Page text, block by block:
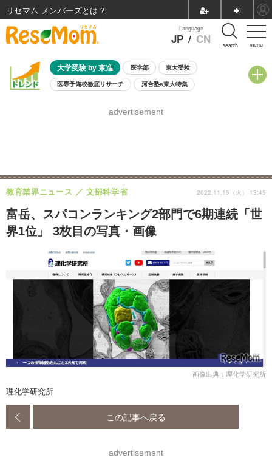
menu
Language
JP / CN search
大学受験 by 東進 医学部 東大受験
医専予備校徹底リサーチ 河合塾×東大特集
8月開催学校説明会・相談会
advertisement
富岳、スパコンランキング2部門で6期連続「世
界1位」 3枚目の写真・画像
教育業界ニュース 文部科学省 2022.11.15（火） 13:45
画像出典：理化学研究所
理化学研究所
この記事へ戻る
advertisement
リセマム メンバーズ